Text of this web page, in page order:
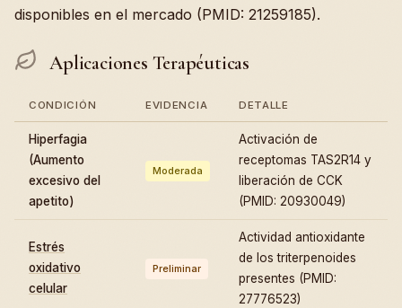
disponibles en el mercado (PMID: 21259185).
Aplicaciones Terapéuticas
CONDICIÓN EVIDENCIA DETALLE
Hiperfagia
(Aumento
excesivo del
apetito)
Moderada
Activación de
receptomas TAS2R14 y
liberación de CCK
(PMID: 20930049)
Estrés
oxidativo
celular
Preliminar
Actividad antioxidante
de los triterpenoides
presentes (PMID:
27776523)